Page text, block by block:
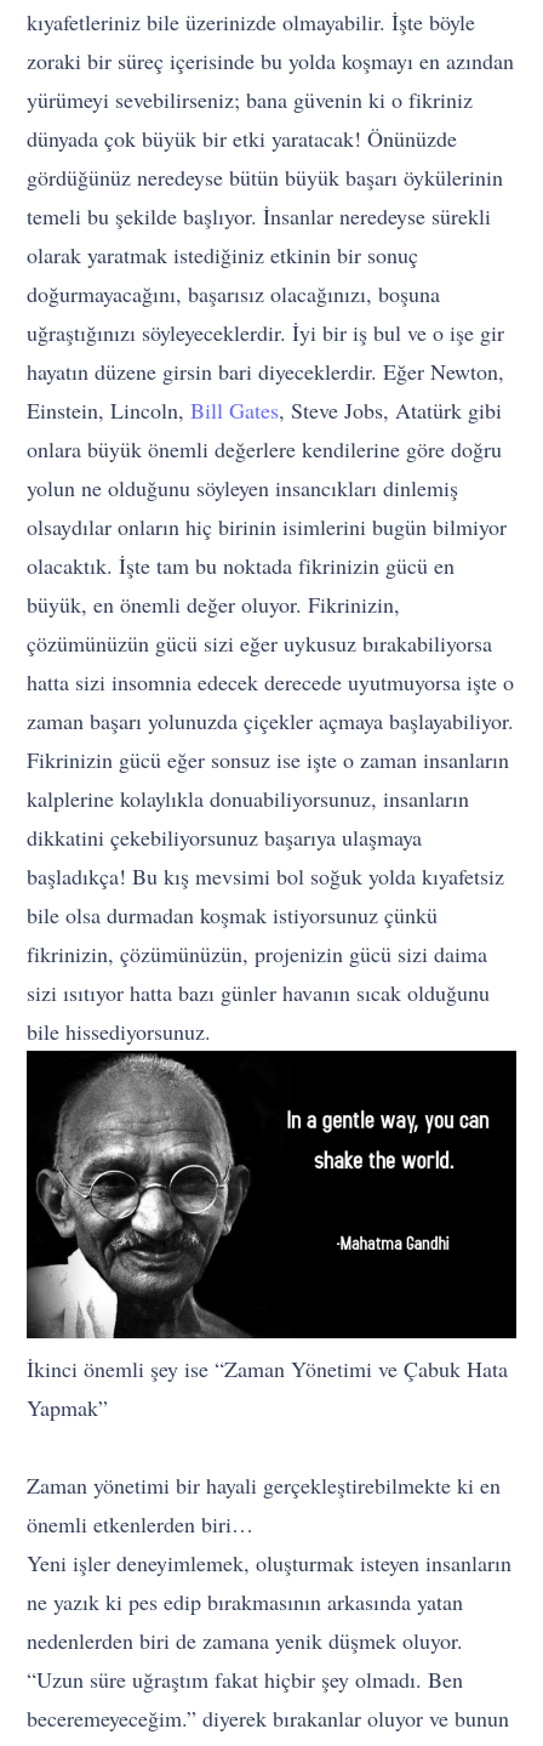
kıyafetleriniz bile üzerinizde olmayabilir. İşte böyle
zoraki bir süreç içerisinde bu yolda koşmayı en azından
yürümeyi sevebilirseniz; bana güvenin ki o fikriniz
dünyada çok büyük bir etki yaratacak! Önünüzde
gördüğünüz neredeyse bütün büyük başarı öykülerinin
temeli bu şekilde başlıyor. İnsanlar neredeyse sürekli
olarak yaratmak istediğiniz etkinin bir sonuç
doğurmayacağını, başarısız olacağınızı, boşuna
uğraştığınızı söyleyeceklerdir. İyi bir iş bul ve o işe gir
hayatın düzene girsin bari diyeceklerdir. Eğer Newton,
Einstein, Lincoln,Bill Gates, Steve Jobs, Atatürk gibi
onlara büyük önemli değerlere kendilerine göre doğru
yolun ne olduğunu söyleyen insancıkları dinlemiş
olsaydılar onların hiç birinin isimlerini bugün bilmiyor
olacaktık. İşte tam bu noktada fikrinizin gücü en
büyük, en önemli değer oluyor. Fikrinizin,
çözümünüzün gücü sizi eğer uykusuz bırakabiliyorsa
hatta sizi insomnia edecek derecede uyutmuyorsa işte o
zaman başarı yolunuzda çiçekler açmaya başlayabiliyor.
Fikrinizin gücü eğer sonsuz ise işte o zaman insanların
kalplerine kolaylıkla donuabiliyorsunuz, insanların
dikkatini çekebiliyorsunuz başarıya ulaşmaya
başladıkça! Bu kış mevsimi bol soğuk yolda kıyafetsiz
bile olsa durmadan koşmak istiyorsunuz çünkü
fikrinizin, çözümünüzün, projenizin gücü sizi daima
sizi ısıtıyor hatta bazı günler havanın sıcak olduğunu
bile hissediyorsunuz.
İkinci önemli şey ise “Zaman Yönetimi ve Çabuk Hata
Yapmak”
Zaman yönetimi bir hayali gerçekleştirebilmekte ki en
önemli etkenlerden biri…
Yeni işler deneyimlemek, oluşturmak isteyen insanların
ne yazık ki pes edip bırakmasının arkasında yatan
nedenlerden biri de zamana yenik düşmek oluyor.
“Uzun süre uğraştım fakat hiçbir şey olmadı. Ben
beceremeyeceğim.” diyerek bırakanlar oluyor ve bunun